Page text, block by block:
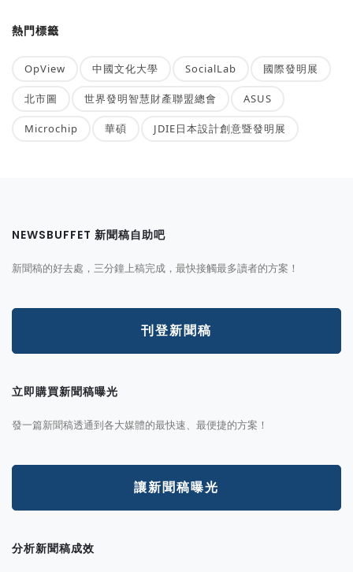
熱門標籤
OpView 中國文化大學 SocialLab 國際發明展
北市圖 世界發明智慧財產聯盟總會 ASUS
Microchip 華碩 JDIE日本設計創意暨發明展
NEWSBUFFET 新聞稿自助吧
新聞稿的好去處，三分鐘上稿完成，最快接觸最多讀者的方案！
刊登新聞稿
立即購買新聞稿曝光
發一篇新聞稿透通到各大媒體的最快速、最便捷的方案！
讓新聞稿曝光
分析新聞稿成效